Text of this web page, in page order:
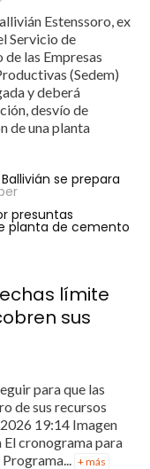
Estenssoro, ex
Servicio de
las Empresas
(Sedem)
y deberá
desvío de
de una planta
se prepara
presuntas
planta de cemento
límite
sus
para que las
de sus recursos
19:14 Imagen
cronograma para
+ más